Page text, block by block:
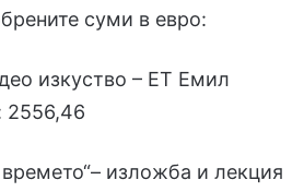
суми в евро:
изкуство – ЕТ Емил
2556,46
изложба и лекция